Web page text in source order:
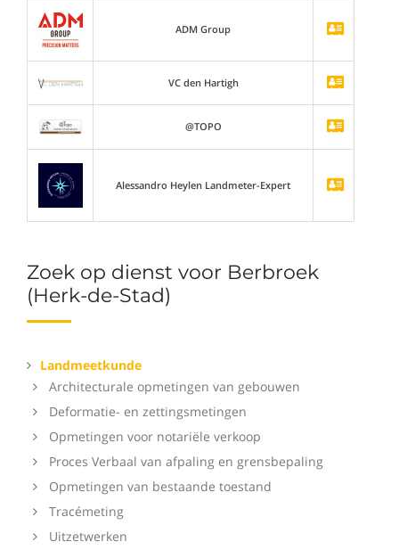
Zoek op dienst voor Berbroek
(Herk-de-Stad)
Landmeetkunde
Architecturale opmetingen van gebouwen
Deformatie- en zettingsmetingen
Opmetingen voor notariële verkoop
Proces Verbaal van afpaling en grensbepaling
Opmetingen van bestaande toestand
Tracémeting
Uitzetwerken
ADM Group
VC den Hartigh
@TOPO
Alessandro Heylen Landmeter-Expert